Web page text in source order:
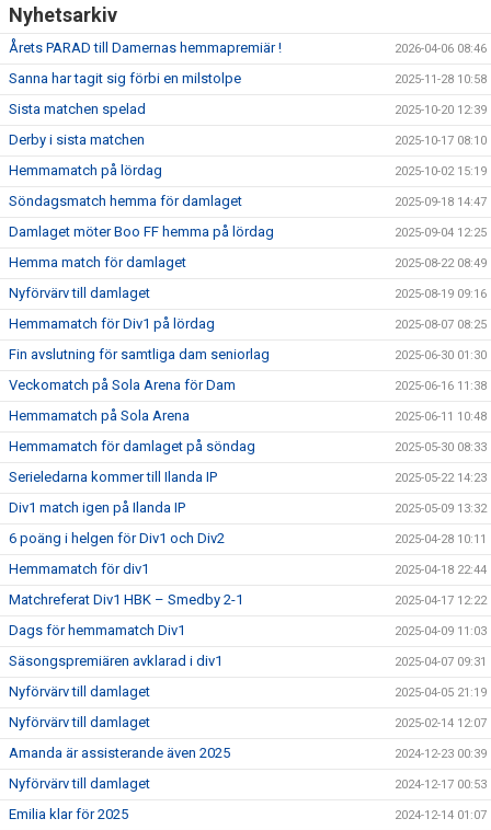
Nyhetsarkiv
Årets PARAD till Damernas hemmapremiär ! 2026-04-06 08:46
Sanna har tagit sig förbi en milstolpe 2025-11-28 10:58
Sista matchen spelad 2025-10-20 12:39
Derby i sista matchen 2025-10-17 08:10
Hemmamatch på lördag 2025-10-02 15:19
Söndagsmatch hemma för damlaget 2025-09-18 14:47
Damlaget möter Boo FF hemma på lördag 2025-09-04 12:25
Hemma match för damlaget 2025-08-22 08:49
Nyförvärv till damlaget 2025-08-19 09:16
Hemmamatch för Div1 på lördag 2025-08-07 08:25
Fin avslutning för samtliga dam seniorlag 2025-06-30 01:30
Veckomatch på Sola Arena för Dam 2025-06-16 11:38
Hemmamatch på Sola Arena 2025-06-11 10:48
Hemmamatch för damlaget på söndag 2025-05-30 08:33
Serieledarna kommer till Ilanda IP 2025-05-22 14:23
Div1 match igen på Ilanda IP 2025-05-09 13:32
6 poäng i helgen för Div1 och Div2 2025-04-28 10:11
Hemmamatch för div1 2025-04-18 22:44
Matchreferat Div1 HBK – Smedby 2-1 2025-04-17 12:22
Dags för hemmamatch Div1 2025-04-09 11:03
Säsongspremiären avklarad i div1 2025-04-07 09:31
Nyförvärv till damlaget 2025-04-05 21:19
Nyförvärv till damlaget 2025-02-14 12:07
Amanda är assisterande även 2025 2024-12-23 00:39
Nyförvärv till damlaget 2024-12-17 00:53
Emilia klar för 2025 2024-12-14 01:07